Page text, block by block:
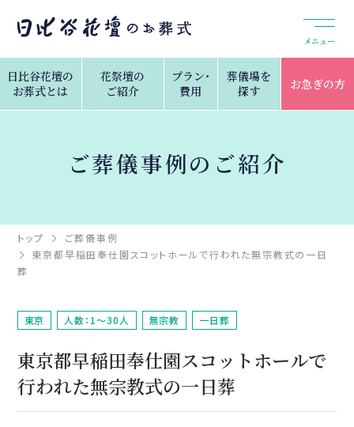
メニュー
日比谷花壇の
お葬式とは
花祭壇の
ご紹介
プラン・
費用
葬儀場を
探す
お急ぎの方
ご葬儀事例のご紹介
トップ
ご葬儀事例
東京都早稲田奉仕園スコットホールで行われた無宗教式の一日
葬
東京 人数：1～30人 無宗教 一日葬
東京都早稲田奉仕園スコットホールで
行われた無宗教式の一日葬